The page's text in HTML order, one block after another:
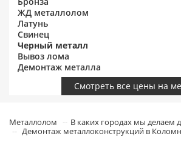
ЖД металлолом
Латунь
Свинец
Черный металл
Вывоз лома
Демонтаж металла
Смотреть все цены на
Металлолом
В каких городах мы делаем
Демонтаж металлоконструкций в